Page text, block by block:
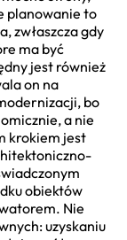
planowanie to
zwłaszcza gdy
ma być
jest również
on na
bo
a nie
krokiem jest
obiektów
Nie
uzyskaniu